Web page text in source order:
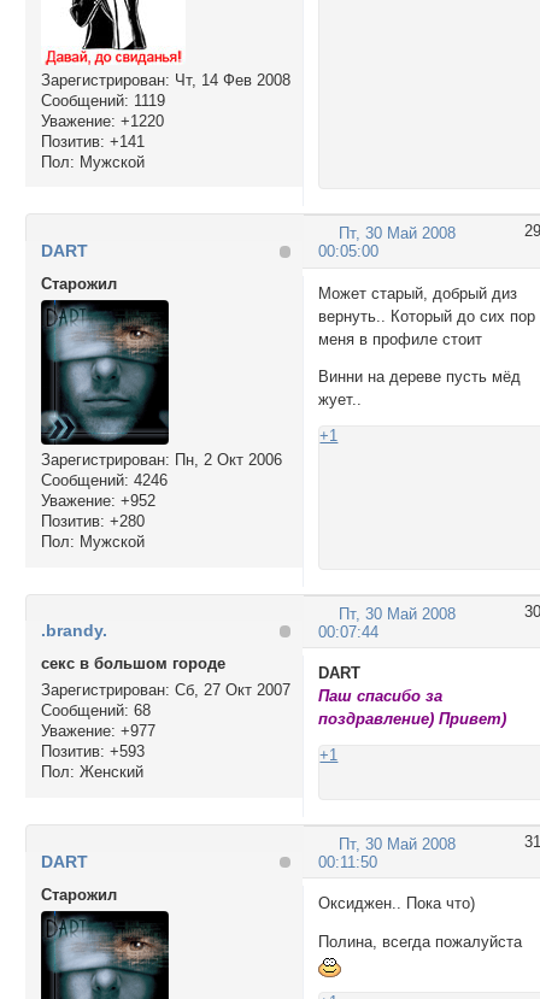
Зарегистрирован: Чт, 14 Фев 2008
Сообщений: 1119
Уважение: +1220
Позитив: +141
Пол: Мужской
29
Пт, 30 Май 2008
00:05:00
DART
Cтарожил
Зарегистрирован: Пн, 2 Окт 2006
Сообщений: 4246
Уважение: +952
Позитив: +280
Пол: Мужской
Может старый, добрый диз
вернуть.. Который до сих пор
меня в профиле стоит
Винни на дереве пусть мёд
жует..
+1
30
Пт, 30 Май 2008
00:07:44
.brandy.
секс в большом городе
Зарегистрирован: Сб, 27 Окт 2007
Сообщений: 68
Уважение: +977
Позитив: +593
Пол: Женский
DART
Паш спасибо за
поздравление) Привет)
+1
31
Пт, 30 Май 2008
00:11:50
DART
Cтарожил
Оксиджен.. Пока что)
Полина, всегда пожалуйста